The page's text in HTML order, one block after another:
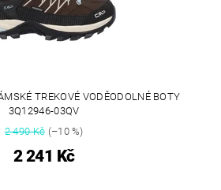
TREKOVÉ VODĚODOLNÉ BOTY
3Q12946-03QV
2 490 Kč(–10 %)
2 241 Kč